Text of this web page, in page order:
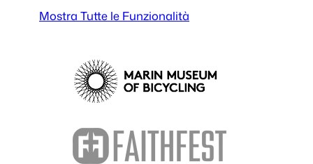
Mostra Tutte le Funzionalità